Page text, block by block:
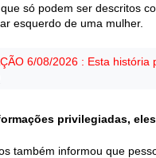
só podem ser descritos
esquerdo de uma mulher.
6/08/2026 : Esta história
privilegiadas,
também informou que